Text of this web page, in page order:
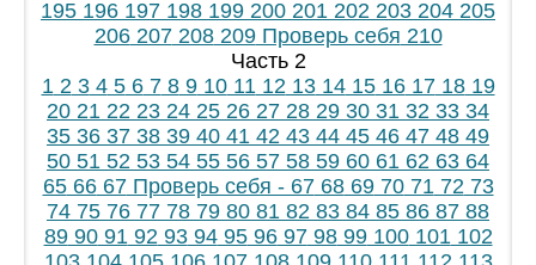
195 196 197 198 199 200 201 202 203 204 205
206207208209Проверь себя 210
Часть 2
12345678910111213141516171819
20 21 22 23 24 25 26 27 28 29 30 31 32 33 34
35 36 37 38 39 40 41 42 43 44 45 46 47 48 49
50 51 52 53 54 55 56 57 58 59 60 61 62 63 64
656667Проверь себя - 67686970717273
74 75 76 77 78 79 80 81 82 83 84 85 86 87 88
8990919293949596979899100101102